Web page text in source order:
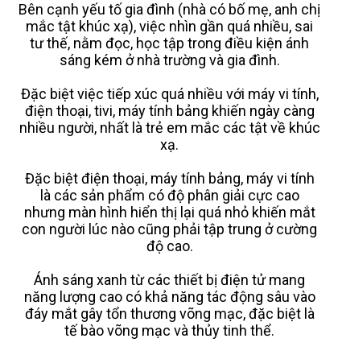
Bên cạnh yếu tố gia đình (nhà có bố mẹ, anh chị
mắc tật khúc xạ), việc nhìn gần quá nhiều, sai
tư thế, nằm đọc, học tập trong điều kiện ánh
sáng kém ở nhà trường và gia đình.
Đặc biệt việc tiếp xúc quá nhiều với máy vi tính,
điện thoại, tivi, máy tính bảng khiến ngày càng
nhiều người, nhất là trẻ em mắc các tật về khúc
xạ.
Đặc biệt điện thoại, máy tính bảng, máy vi tính
là các sản phẩm có độ phân giải cực cao
nhưng màn hình hiển thị lại quá nhỏ khiến mắt
con người lúc nào cũng phải tập trung ở cường
độ cao.
Ánh sáng xanh từ các thiết bị điện tử mang
năng lượng cao có khả năng tác động sâu vào
đáy mắt gây tổn thương võng mạc, đặc biệt là
tế bào võng mạc và thủy tinh thể.